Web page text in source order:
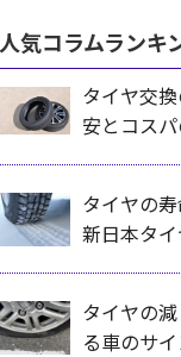
人気コラムランキ
タイヤ交
安とコス
タイヤの
新日本タ
タイヤの
る車のサ